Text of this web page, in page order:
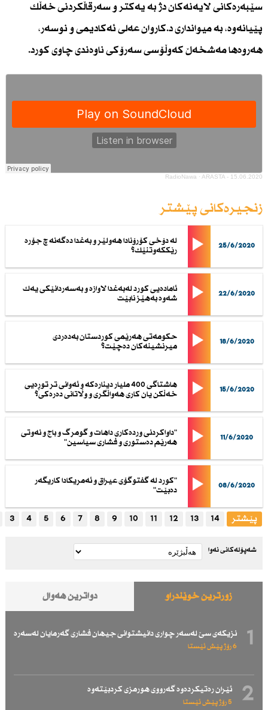
سێبه‌ره‌كانى لایه‌نه‌كان دژ به‌ یه‌كتر و سه‌رقاڵكردنى خه‌ڵك
پێیانه‌وه‌، به‌ میواندارى د.كاروان عه‌لى ئه‌كادیمى و نوسه‌ر،
هه‌روه‌ها مه‌شخه‌ڵ كه‌وڵۆسى سه‌رۆكى ناوه‌ندى چاوى كورد.
RadioNawa · ARASTA - 15.06.2020
زنجیرەکانی پێشتر
25/6/2020
له‌ دۆخى كۆرۆنادا هه‌ولێر و به‌غدا ده‌گه‌نه‌ چ جۆره‌
رێككه‌وتنێك؟
22/6/2020
ئاماده‌یى كورد له‌به‌غدا لاوازه‌ و به‌سه‌ردانێكى یه‌ك
شه‌وه‌ به‌هێز نابێت
18/6/2020
حكومه‌تى هه‌رێمى كوردستان به‌ده‌ردى
میرنشینه‌كان ده‌چێت؟
15/6/2020
هاشتاگى 400 ملیار دیناره‌كه‌ و ئه‌وانى تر توڕه‌یى
خه‌ڵكن یان كارى هه‌واڵگرى و وڵاتانى ده‌ره‌كى؟
11/6/2020
"داواكردنى ورده‌كارى داهات و گومرگ و باج و نه‌وتى
هه‌رێم ده‌ستورى و فشارى سیاسین"
08/6/2020
"كورد له‌ گفتوگۆى عیراق و ئه‌مریكادا كاریگه‌ر
ده‌بێت"
پێشتر 3 4 5 6 7 8 9 10 11 12 13 14
شەپۆلەکانی نەوا
زۆرترین خوێندراو دواترین هەواڵ
1 نزیكەی سێ لەسەر چواری دانیشتوانی جیهان فشاری گەرمایان لەسەرە
6 رۆژ پێش ئێستا
2 ئێران رەتیكردەوە گەرووی هورمزی كردبێتەوە
5 رۆژ پێش ئێستا